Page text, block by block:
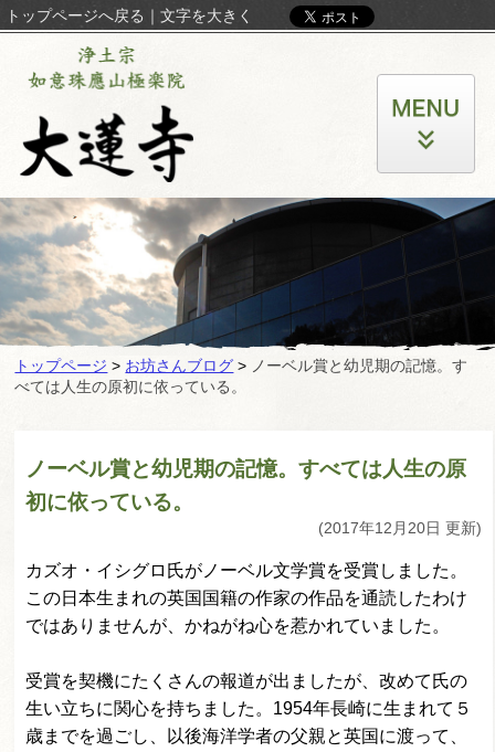
トップページへ戻る ｜ 文字を大きく
トップページ > お坊さんブログ > ノーベル賞と幼児期の記憶。す
べては人生の原初に依っている。
ノーベル賞と幼児期の記憶。すべては人生の原
初に依っている。
(2017年12月20日 更新)
カズオ・イシグロ氏がノーベル文学賞を受賞しました。
この日本生まれの英国国籍の作家の作品を通読したわけ
ではありませんが、かねがね心を惹かれていました。
受賞を契機にたくさんの報道が出ましたが、改めて氏の
生い立ちに関心を持ちました。1954年長崎に生まれて５
歳までを過ごし、以後海洋学者の父親と英国に渡って、